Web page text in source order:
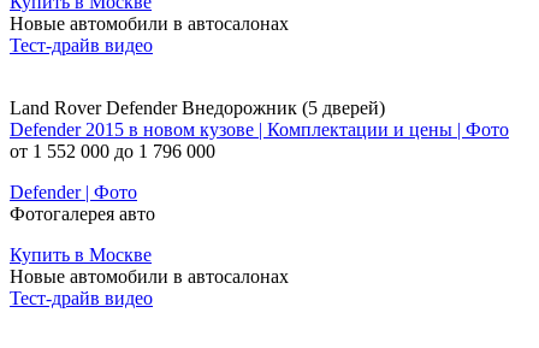
Новые автомобили в автосалонах
Тест-драйв видео
Land Rover Defender Внедорожник (5 дверей)
Defender 2015 в новом кузове | Комплектации и цены | Фото
от 1 552 000 до 1 796 000
Defender | Фото
Фотогалерея авто
Купить в Москве
Новые автомобили в автосалонах
Тест-драйв видео